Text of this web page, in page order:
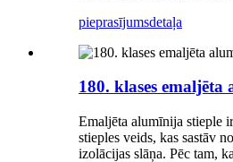
pieprasījumsdetaļa
180. klases
Emaljēta alumīnija stieple
stieples veids, kas sastāv
izolācijas slāņa. Pēc tam,